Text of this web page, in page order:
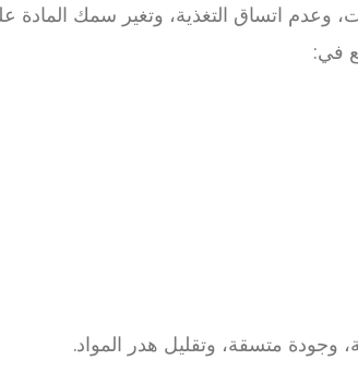
وعدم اتساق التغذية، وتغير سمك المادة
في:
وجودة متسقة، وتقليل هدر المواد.